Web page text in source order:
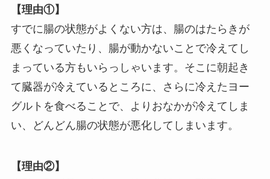
【理由①】
すでに腸の状態がよくない方は、腸のはたらきが
悪くなっていたり、腸が動かないことで冷えてし
まっている方もいらっしゃいます。そこに朝起き
て臓器が冷えているところに、さらに冷えたヨー
グルトを食べることで、よりおなかが冷えてしま
い、どんどん腸の状態が悪化してしまいます。
【理由②】